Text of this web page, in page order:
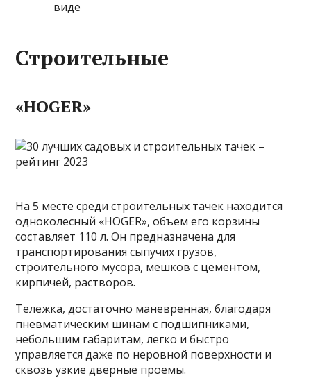
виде
Строительные
«HOGER»
На 5 месте среди строительных тачек находится
одноколесный «HOGER», объем его корзины
составляет 110 л. Он предназначена для
транспортирования сыпучих грузов,
строительного мусора, мешков с цементом,
кирпичей, растворов.
Тележка, достаточно маневренная, благодаря
пневматическим шинам с подшипниками,
небольшим габаритам, легко и быстро
управляется даже по неровной поверхности и
сквозь узкие дверные проемы.